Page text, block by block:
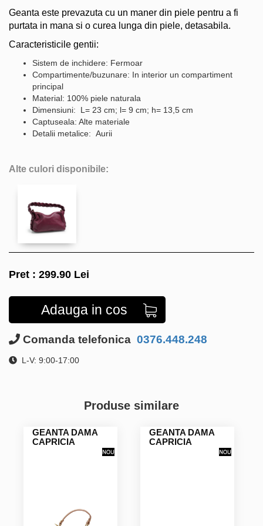
Geanta este prevazuta cu un maner din piele pentru a fi
purtata in mana si o curea lunga din piele, detasabila.
Caracteristicile gentii:
Sistem de inchidere: Fermoar
Compartimente/buzunare: In interior un compartiment
principal
Material: 100% piele naturala
Dimensiuni: L= 23 cm; l= 9 cm; h= 13,5 cm
Captuseala: Alte materiale
Detalii metalice: Aurii
Alte culori disponibile:
Pret : 299.90 Lei
Adauga in cos
Comanda telefonica 0376.448.248
L-V: 9:00-17:00
Produse similare
GEANTA DAMA
CAPRICIA
GEANTA DAMA
CAPRICIA